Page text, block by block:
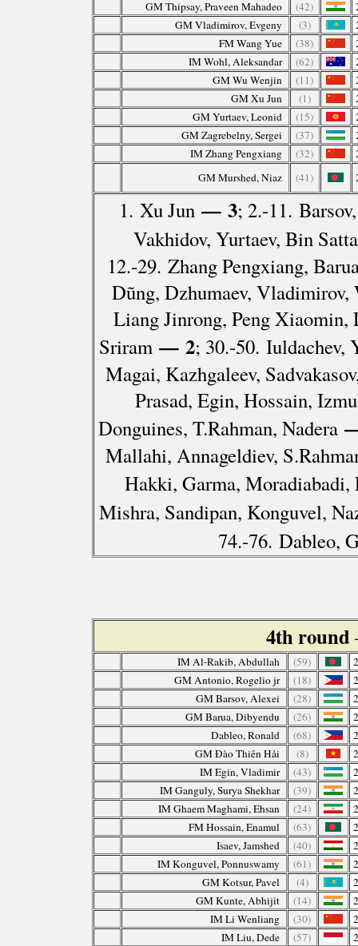
GM Thipsay, Praveen Mahadeo (42)
GM Vladimirov, Evgeny
(3)
FM Wang Yue
(38)
IM Wohl, Aleksandar
(62)
GM Wu Wenjin
(11)
GM Xu Jun
(1)
GM Yurtaev, Leonid
(15)
GM Zagrebelny, Sergei
(37)
IM Zhang Pengxiang
(32)
GM Murshed, Niaz
(41)
1. Xu Jun— 3; 2.-11.
Vakhidov, Yurtaev, Bin
12.-29. Zhang Pengxiang,
Dũng, Dzhumaev,
Liang Jinrong, Peng Xiaomin,
Sriram — 2; 30.-50. Iuldachev,
Magai, Kazhgaleev,
Prasad, Egin, Hossain,
Donguines, T.Rahman, Nadera
Mallahi, Annageldiev,
Hakki, Garma, Moradiabadi,
Mishra, Sandipan, Konguvel,
74.-76. Dableo,
4th round
IM Al-Rakib, Abdullah (59)
GM Antonio, Rogelio jr
(18)
GM Barsov, Alexei
(28)
GM Barua, Dibyendu
(26)
Dableo, Ronald
(68)
GM Đào Thiên Hải
(8)
IM Egin, Vladimir
(43)
IM Ganguly, Surya Shekhar
(39)
IM Ghaem Maghami, Ehsan
(24)
FM Hossain, Enamul
(63)
Isaev, Jamshed
(40)
IM Konguvel, Ponnuswamy
(61)
GM Kotsur, Pavel
(4)
GM Kunte, Abhijit
(14)
IM Li Wenliang
(30)
IM Liu, Dede
(57)